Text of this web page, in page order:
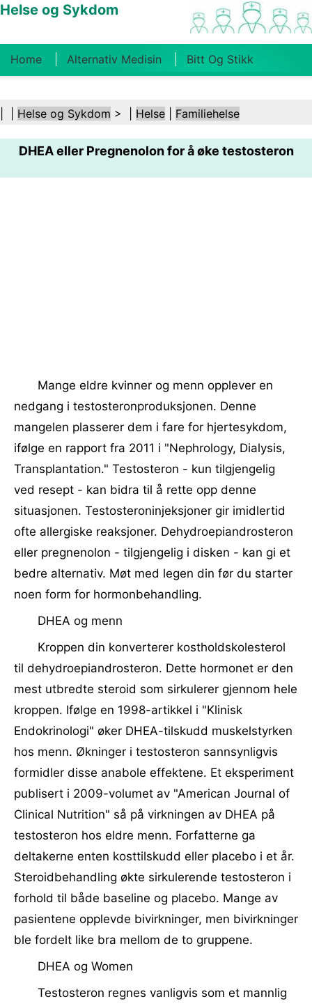
Helse og Sykdom
Home Alternativ Medisin Bitt Og Stikk
Kosthold Og Ernæring Familiehelse
Helsebransjen Psykisk Helse Folkehelse Og
Sikkerhet Kirurgi Og Prosedyrer Helse
Helse og Sykdom > | Helse Familiehelse
DHEA eller Pregnenolon for å øke testosteron
Mange eldre kvinner og menn opplever en
nedgang i testosteronproduksjonen. Denne
mangelen plasserer dem i fare for hjertesykdom,
ifølge en rapport fra 2011 i "Nephrology, Dialysis,
Transplantation." Testosteron - kun tilgjengelig
ved resept - kan bidra til å rette opp denne
situasjonen. Testosteroninjeksjoner gir imidlertid
ofte allergiske reaksjoner. Dehydroepiandrosteron
eller pregnenolon - tilgjengelig i disken - kan gi et
bedre alternativ. Møt med legen din før du starter
noen form for hormonbehandling.
DHEA og menn
Kroppen din konverterer kostholdskolesterol
til dehydroepiandrosteron. Dette hormonet er den
mest utbredte steroid som sirkulerer gjennom hele
kroppen. Ifølge en 1998-artikkel i "Klinisk
Endokrinologi" øker DHEA-tilskudd muskelstyrken
hos menn. Økninger i testosteron sannsynligvis
formidler disse anabole effektene. Et eksperiment
publisert i 2009-volumet av "American Journal of
Clinical Nutrition" så på virkningen av DHEA på
testosteron hos eldre menn. Forfatterne ga
deltakerne enten kosttilskudd eller placebo i et år.
Steroidbehandling økte sirkulerende testosteron i
forhold til både baseline og placebo. Mange av
pasientene opplevde bivirkninger, men bivirkninger
ble fordelt like bra mellom de to gruppene.
DHEA og Women
Testosteron regnes vanligvis som et mannlig